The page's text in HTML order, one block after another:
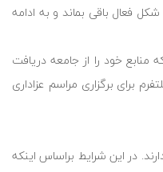
فعال باقی بماند و به ادامه
خود را از جامعه دریافت
برای برگزاری مراسم عزاداری
در این شرایط براساس اینکه